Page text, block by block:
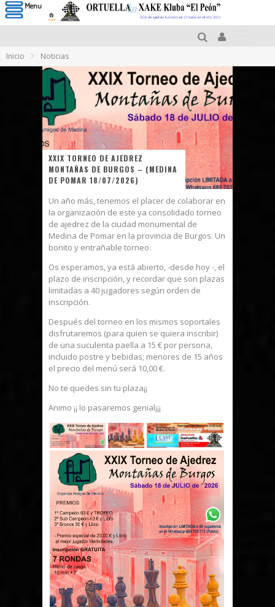
Inicio Noticias
XXIX TORNEO DE AJEDREZ
MONTAÑAS DE BURGOS – (MEDINA
DE POMAR 18/07/2026)
Un año más, tenemos el placer de colaborar en
la organización de este ya consolidado torneo
de ajedrez de la ciudad monumental de
Medina de Pomar en la provincia de Burgos. Un
bonito y entrañable torneo.
Os esperamos, ya está abierto, -desde hoy -, el
plazo de inscripción, y recordar que son plazas
limitadas a 40 jugadores según orden de
inscripción.
Después del torneo en los mismos soportales
disfrutaremos (para quien se quiera inscribir)
de una suculenta paella a 15 € por persona,
incluido postre y bebidas; menores de 15 años
el precio del menú será 10,00 €.
No te quedes sin tu plaza¡¡
Animo ¡¡ lo pasaremos genial¡¡¡
Menu